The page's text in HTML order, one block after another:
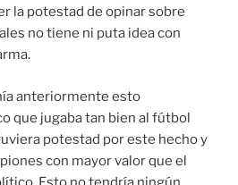
la potestad de opinar sobre
no tiene ni puta idea con
anteriormente esto
que jugaba tan bien al fútbol
potestad por este hecho y
con mayor valor que el